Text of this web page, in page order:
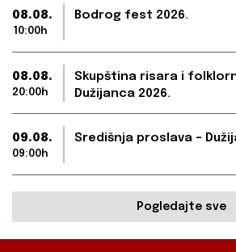
08.08.
10:00h
Bodrog fest 2026.
08.08.
20:00h
Skupština risara i
Dužijanca 2026.
09.08.
09:00h
Središnja proslava –
Pogledajte sve